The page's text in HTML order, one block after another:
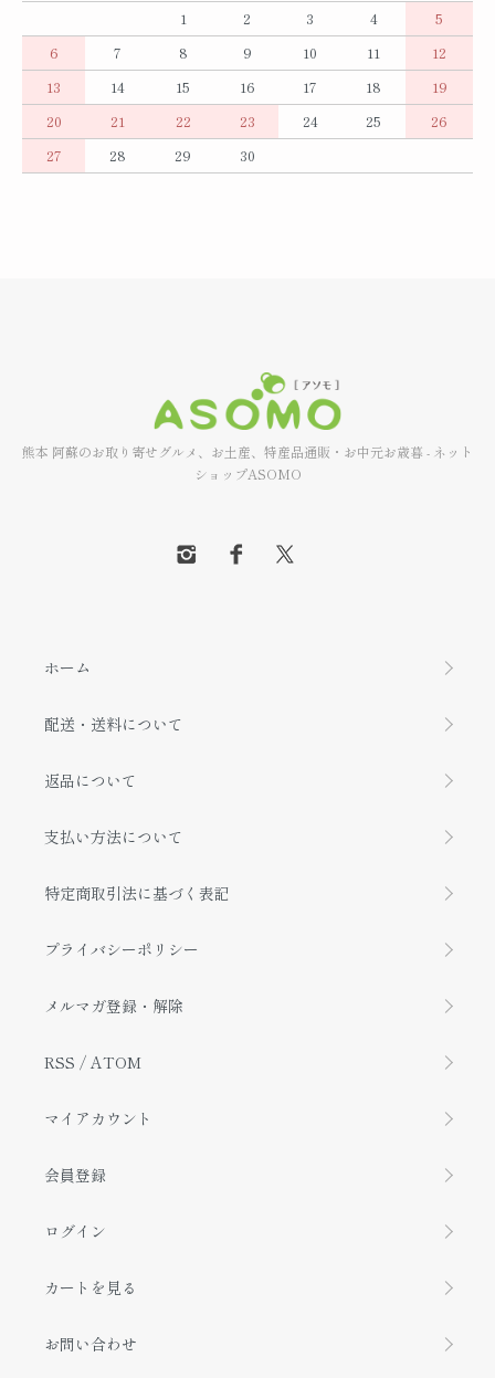
1
2 3 4
5
6
7 8 9 10 11
12
13
14 15 16 17 18
19
20
21 22 23 24 25
26
27
28 29 30
熊本 阿蘇のお取り寄せグルメ、お土産、特産品通販・お中元お歳暮 - ネット
ショップASOMO
ホーム
配送・送料について
返品について
支払い方法について
特定商取引法に基づく表記
プライバシーポリシー
メルマガ登録・解除
RSS / ATOM
マイアカウント
会員登録
ログイン
カートを見る
お問い合わせ